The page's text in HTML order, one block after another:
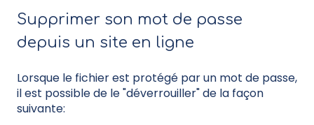
Supprimer son mot de passe
depuis un site en ligne
Lorsque le fichier est protégé par un mot de passe,
il est possible de le "déverrouiller" de la façon
suivante: